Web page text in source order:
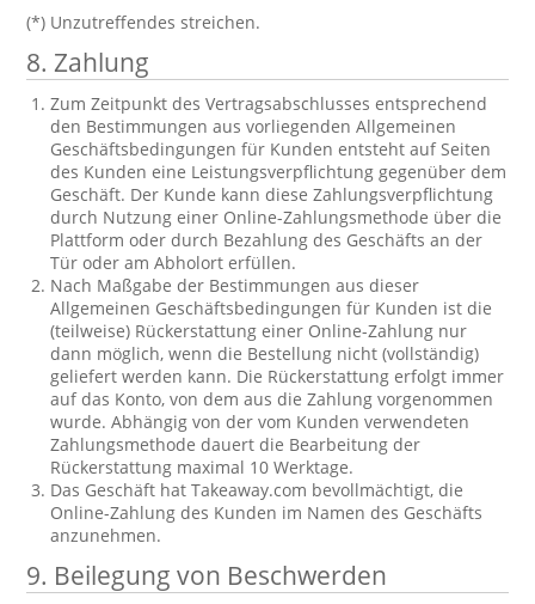
(*) Unzutreffendes streichen.
8. Zahlung
Zum Zeitpunkt des Vertragsabschlusses entsprechend
den Bestimmungen aus vorliegenden Allgemeinen
Geschäftsbedingungen für Kunden entsteht auf Seiten
des Kunden eine Leistungsverpflichtung gegenüber dem
Geschäft. Der Kunde kann diese Zahlungsverpflichtung
durch Nutzung einer Online-Zahlungsmethode über die
Plattform oder durch Bezahlung des Geschäfts an der
Tür oder am Abholort erfüllen.
Nach Maßgabe der Bestimmungen aus dieser
Allgemeinen Geschäftsbedingungen für Kunden ist die
(teilweise) Rückerstattung einer Online-Zahlung nur
dann möglich, wenn die Bestellung nicht (vollständig)
geliefert werden kann. Die Rückerstattung erfolgt immer
auf das Konto, von dem aus die Zahlung vorgenommen
wurde. Abhängig von der vom Kunden verwendeten
Zahlungsmethode dauert die Bearbeitung der
Rückerstattung maximal 10 Werktage.
Das Geschäft hat Takeaway.com bevollmächtigt, die
Online-Zahlung des Kunden im Namen des Geschäfts
anzunehmen.
9. Beilegung von Beschwerden